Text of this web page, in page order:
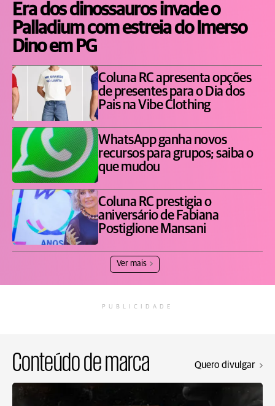
Era dos dinossauros invade o
Palladium com estreia do Imerso
Dino em PG
Coluna RC apresenta opções
de presentes para o Dia dos
Pais na Vibe Clothing
WhatsApp ganha novos
recursos para grupos; saiba o
que mudou
Coluna RC prestigia o
aniversário de Fabiana
Postiglione Mansani
Ver mais
PUBLICIDADE
Conteúdo de marca Quero divulgar